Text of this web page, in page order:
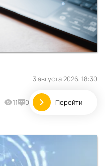
3 августа 2026, 18:30
11 0 Перейти